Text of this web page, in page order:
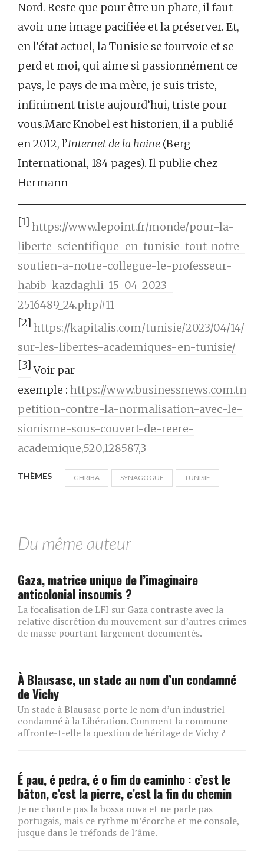
Nord. Reste que pour être un phare, il faut
avoir une image pacifiée et la préserver. Et,
en l’état actuel, la Tunisie se fourvoie et se
perd et moi, qui aime si passionnément ce
pays, le pays de ma mère, je suis triste,
infiniment triste aujourd’hui, triste pour
vous.Marc Knobel est historien, il a publié
en 2012, l’Internet de la haine (Berg
International, 184 pages). Il publie chez
Hermann
[1] https://www.lepoint.fr/monde/pour-la-
liberte-scientifique-en-tunisie-tout-notre-
soutien-a-notre-collegue-le-professeur-
habib-kazdaghli-15-04-2023-
2516489_24.php#11
[2] https://kapitalis.com/tunisie/2023/04/14/
sur-les-libertes-academiques-en-tunisie/
[3]Voir par
exemple : https://www.businessnews.com.tn/
petition-contre-la-normalisation-avec-le-
sionisme-sous-couvert-de-reere-
academique,520,128587,3
THÈMES GHRIBA SYNAGOGUE TUNISIE
Du même auteur
Gaza, matrice unique de l’imaginaire
anticolonial insoumis ?
La focalisation de LFI sur Gaza contraste avec la
relative discrétion du mouvement sur d’autres crimes
de masse pourtant largement documentés.
À Blausasc, un stade au nom d’un condamné
de Vichy
Un stade à Blausasc porte le nom d’un industriel
condamné à la Libération. Comment la commune
affronte-t-elle la question de héritage de Vichy ?
É pau, é pedra, é o fim do caminho : c’est le
bâton, c’est la pierre, c’est la fin du chemin
Je ne chante pas la bossa nova et ne parle pas
portugais, mais ce rythme m’écorche et me console,
jusque dans le tréfonds de l’âme.